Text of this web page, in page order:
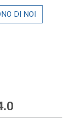
4.0 -
DI NOI